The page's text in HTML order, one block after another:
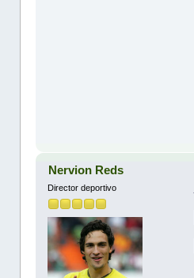
Nervion Reds
Director deportivo